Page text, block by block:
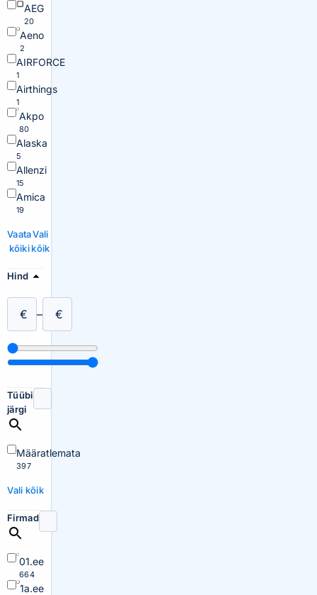
AEG
20
Aeno
2
AIRFORCE
1
Airthings
1
Akpo
80
Alaska
5
Allenzi
15
Amica
19
Vaata
kõiki
Vali
kõik
Hind
€ – €
Tüübi
järgi
Määratlemata
397
Vali kõik
Firmad
01.ee
664
1a.ee